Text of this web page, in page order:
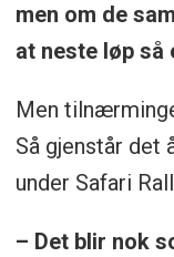
men om de
at neste løp så
Men
Så gjenstår det
under Safari
– Det blir nok